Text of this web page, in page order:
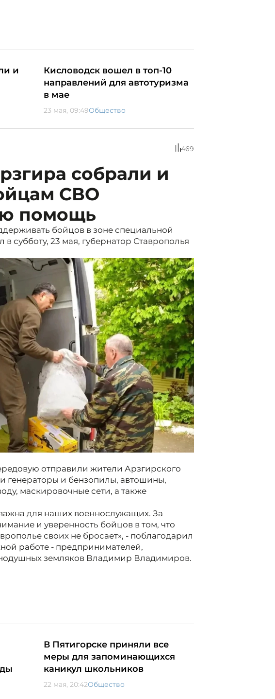
и
Кисловодск вошел в топ-10
направлений для автотуризма
в мае
23 мая, 09:49Общество
469
собрали и
СВО
помощь
бойцов в зоне специальной
субботу, 23 мая, губернатор Ставрополья
отправили жители Арзгирского
генераторы и бензопилы, автошины,
маскировочные сети, а также
для наших военнослужащих. За
и уверенность бойцов в том, что
своих не бросает», - поблагодарил
работе - предпринимателей,
земляков Владимир Владимиров.
В Пятигорске приняли все
меры для запоминающихся
каникул школьников
22 мая, 20:42Общество